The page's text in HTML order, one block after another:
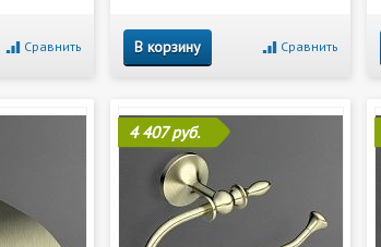
Сравнить В корзину Сравнить
4 407 руб.